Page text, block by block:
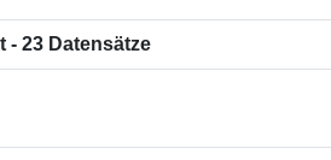
- 23 Datensätze